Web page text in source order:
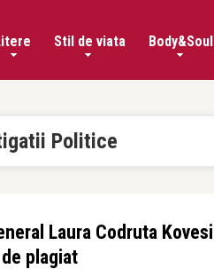
Stil de viata Body&Soul
Politice
Laura Codruta Kovesi
plagiat